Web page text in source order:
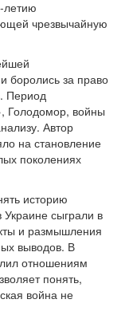
летию
чрезвычайную
боролись за право
Период
Голодомор, войны
Автор
на становление
поколениях
историю
сыграли в
и размышления
выводов. В
отношениям
понять,
война не